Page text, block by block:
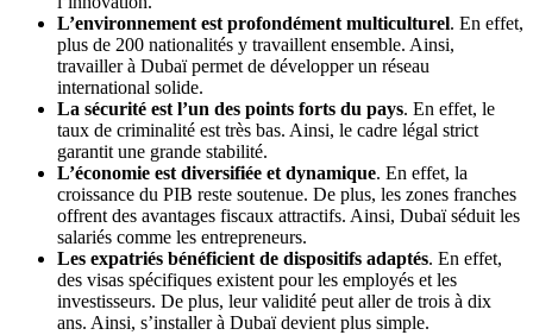
L’environnement est profondément multiculturel. En effet,
plus de 200 nationalités y travaillent ensemble. Ainsi,
travailler à Dubaï permet de développer un réseau
international solide.
La sécurité est l’un des points forts du pays. En effet, le
taux de criminalité est très bas. Ainsi, le cadre légal strict
garantit une grande stabilité.
L’économie est diversifiée et dynamique. En effet, la
croissance du PIB reste soutenue. De plus, les zones franches
offrent des avantages fiscaux attractifs. Ainsi, Dubaï séduit les
salariés comme les entrepreneurs.
Les expatriés bénéficient de dispositifs adaptés. En effet,
des visas spécifiques existent pour les employés et les
investisseurs. De plus, leur validité peut aller de trois à dix
ans. Ainsi, s’installer à Dubaï devient plus simple.